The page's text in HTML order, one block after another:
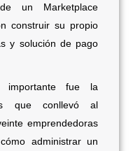
un Marketplace
construir su propio
y solución de pago
fue la
que conllevó al
emprendedoras
administrar un